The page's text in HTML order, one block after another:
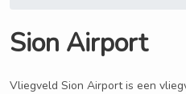
Sion Airport
Vliegveld Sion Airport is een